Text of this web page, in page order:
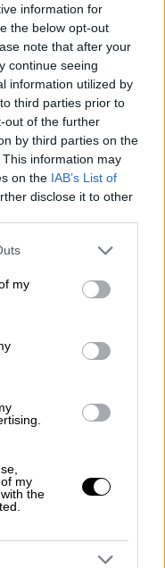
information for
the below opt-out
note that after your
continue seeing
information utilized by
third parties prior to
out of the further
by third parties on the
This information may
on the IAB’s List of
disclose it to other
one or more Google
You may click to
third-party tags to
in below Google
my
my
the
του ο
να
προς την
τράπεζες,
που
η πολιτική τους.
στους
τούδε και στο
προβλήματα
για την
Τσίπρας
και από τη
μέχρι στιγμής
Τι βαθμό
έχει
Σε ποιο
εμβέλεια
Και με
μάχη
και όχι
Χαλάνδρι, θα
ή θα